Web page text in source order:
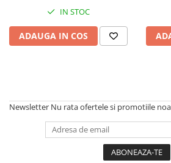
IN STOC
ADAUGA IN COS
Newsletter Nu rata ofertele si promotiile